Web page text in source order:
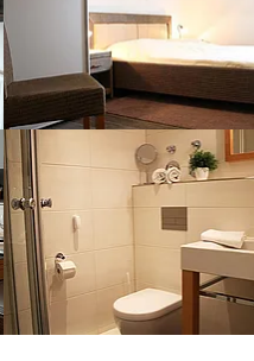
Show larger version for: